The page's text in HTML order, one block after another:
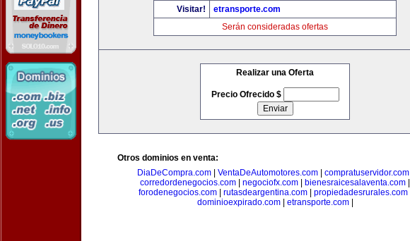
Visitar!
etransporte.com
Serán consideradas ofertas
Realizar una Oferta
Precio Ofrecido $
Otros dominios en venta:
DiaDeCompra.com| VentaDeAutomotores.com| compratuservidor.com|
corredordenegocios.com
negociofx.com bienesraicesalaventa.com
forodenegocios.com| rutasdeargentina.com| propiedadesrurales.com|
dominioexpirado.com| etransporte.com|